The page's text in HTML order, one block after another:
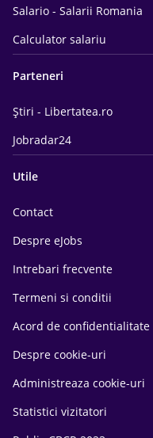
Salario - Salarii Romania
Calculator salariu
Parteneri
Știri - Libertatea.ro
Jobradar24
Utile
Contact
Despre eJobs
Intrebari frecvente
Termeni si conditii
Acord de confidentialitate
Despre cookie-uri
Administreaza cookie-uri
Statistici vizitatori